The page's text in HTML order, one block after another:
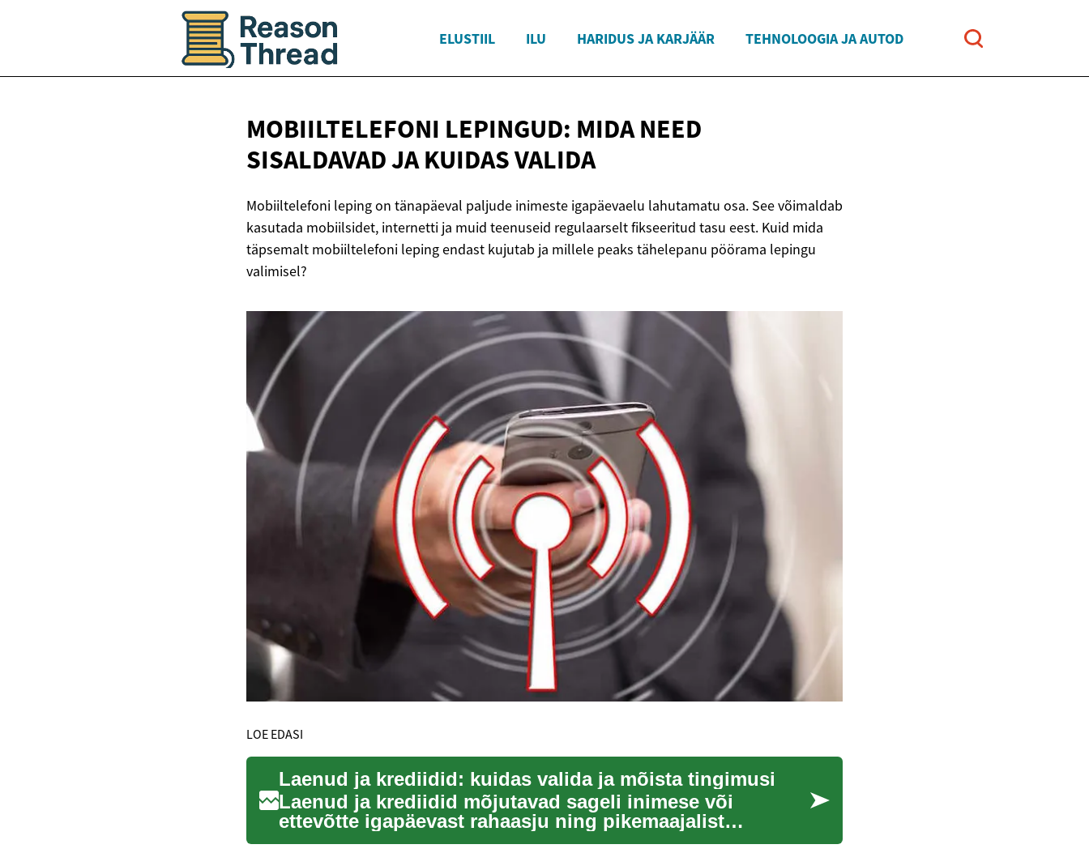
ELUSTIIL ILU HARIDUS JA KARJÄÄR TEHNOLOOGIA JA AUTOD
MOBIILTELEFONI LEPINGUD: MIDA NEED
SISALDAVAD JAKUIDAS VALIDA
Mobiiltelefoni leping on tänapäeval paljude inimeste igapäevaelu lahutamatu osa. See võimaldab
kasutada mobiilsidet, internetti ja muid teenuseid regulaarselt fikseeritud tasu eest. Kuid mida
täpsemalt mobiiltelefoni leping endast kujutab ja millele peaks tähelepanu pöörama lepingu
valimisel?
LOE EDASI
Laenud ja krediidid: kuidas valida ja mõista tingimusi
Laenud ja krediidid mõjutavad sageli inimese või
ettevõtte igapäevast rahaasju ning pikemaajalist
finantsstabiilsust....